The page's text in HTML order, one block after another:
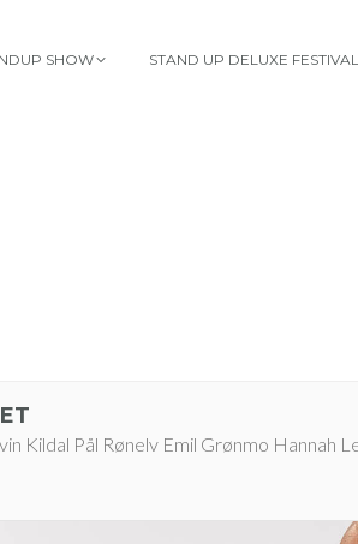
SHOW STAND UP DELUXE FESTIVAL
Kildal Pål Rønelv Emil Grønmo Hannah